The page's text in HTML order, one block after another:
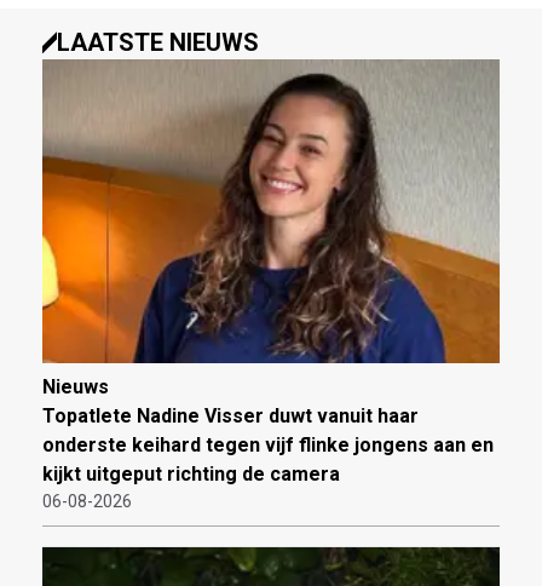
LAATSTE NIEUWS
Nieuws
Topatlete Nadine Visser duwt vanuit haar
onderste keihard tegen vijf flinke jongens aan en
kijkt uitgeput richting de camera
06-08-2026